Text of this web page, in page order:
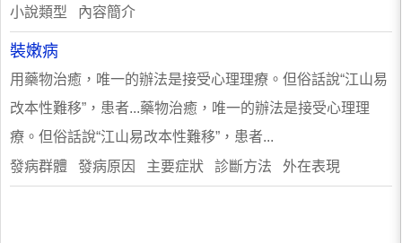
小說類型 內容簡介
裝嫩病
用藥物治癒，唯一的辦法是接受心理理療。但俗話說“江山易
改本性難移”，患者...藥物治癒，唯一的辦法是接受心理理
療。但俗話說“江山易改本性難移”，患者...
發病群體 發病原因 主要症狀 診斷方法 外在表現